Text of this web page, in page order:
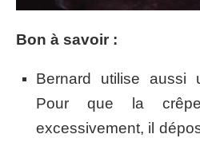
Bon à savoir :
Bernard utilise aussi
Pour que la
excessivement, il